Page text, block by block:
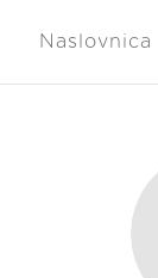
Naslovnica